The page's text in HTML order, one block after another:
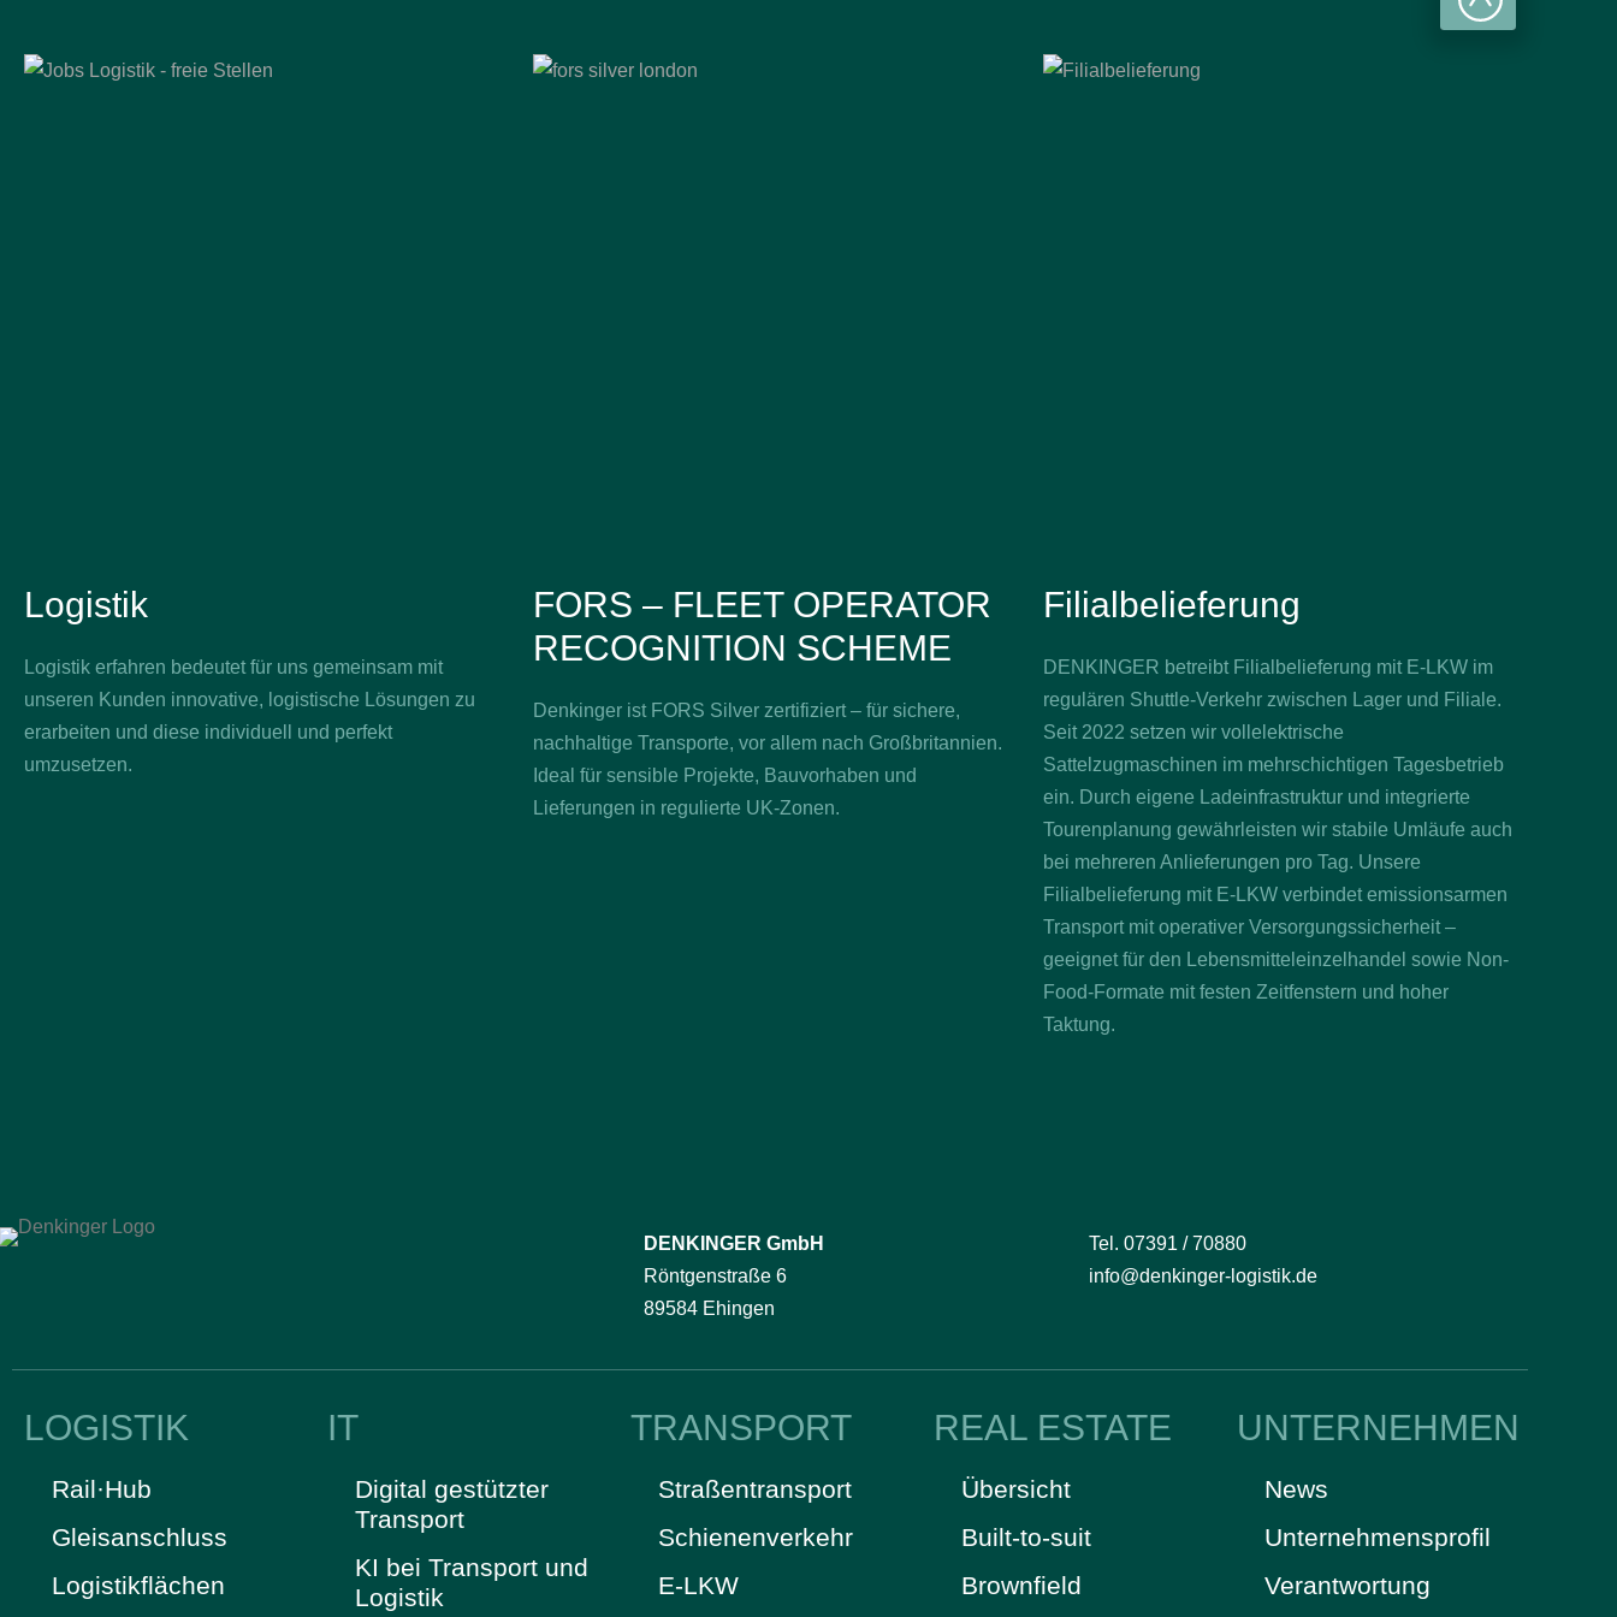
Logistik
Logistik erfahren bedeutet für uns gemeinsam mit
unseren Kunden innovative, logistische Lösungen zu
erarbeiten und diese individuell und perfekt
umzusetzen.
FORS – FLEET OPERATOR
RECOGNITION SCHEME
Denkinger ist FORS Silver zertifiziert – für sichere,
nachhaltige Transporte, vor allem nach Großbritannien.
Ideal für sensible Projekte, Bauvorhaben und
Lieferungen in regulierte UK-Zonen.
Filialbelieferung
DENKINGER betreibt Filialbelieferung mit E-LKW im
regulären Shuttle-Verkehr zwischen Lager und Filiale.
Seit 2022 setzen wir vollelektrische
Sattelzugmaschinen im mehrschichtigen Tagesbetrieb
ein. Durch eigene Ladeinfrastruktur und integrierte
Tourenplanung gewährleisten wir stabile Umläufe auch
bei mehreren Anlieferungen pro Tag. Unsere
Filialbelieferung mit E-LKW verbindet emissionsarmen
Transport mit operativer Versorgungssicherheit –
geeignet für den Lebensmitteleinzelhandel sowie Non-
Food-Formate mit festen Zeitfenstern und hoher
Taktung.
DENKINGER GmbH
Röntgenstraße 6
89584 Ehingen
Tel. 07391 / 70880
info@denkinger-logistik.de
LOGISTIK
Rail·Hub
Gleisanschluss
Logistikflächen
IT
Digital gestützter
Transport
KI bei Transport und
Logistik
TRANSPORT
Straßentransport
Schienenverkehr
E-LKW
REAL ESTATE
Übersicht
Built-to-suit
Brownfield
UNTERNEHMEN
News
Unternehmensprofil
Verantwortung